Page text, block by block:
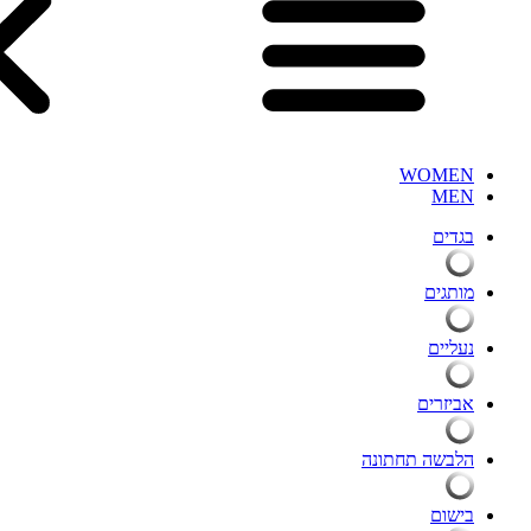
WOMEN
MEN
בגדים
מותגים
נעליים
אביזרים
הלבשה תחתונה
בישום